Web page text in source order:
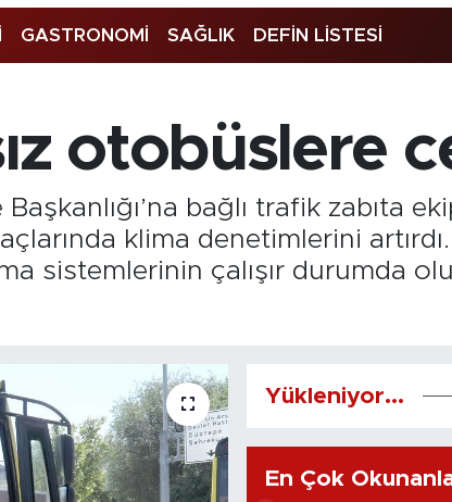
STERLİN
BİST100
13.773
%-19
BITCOIN
GASTRONOMİ SAĞLIK DEFİN LİSTESİ
otobüslere
bağlı trafik zabıta
klima denetimlerini artırdı.
sistemlerinin çalışır durumda
Yükleniyor...
En Çok